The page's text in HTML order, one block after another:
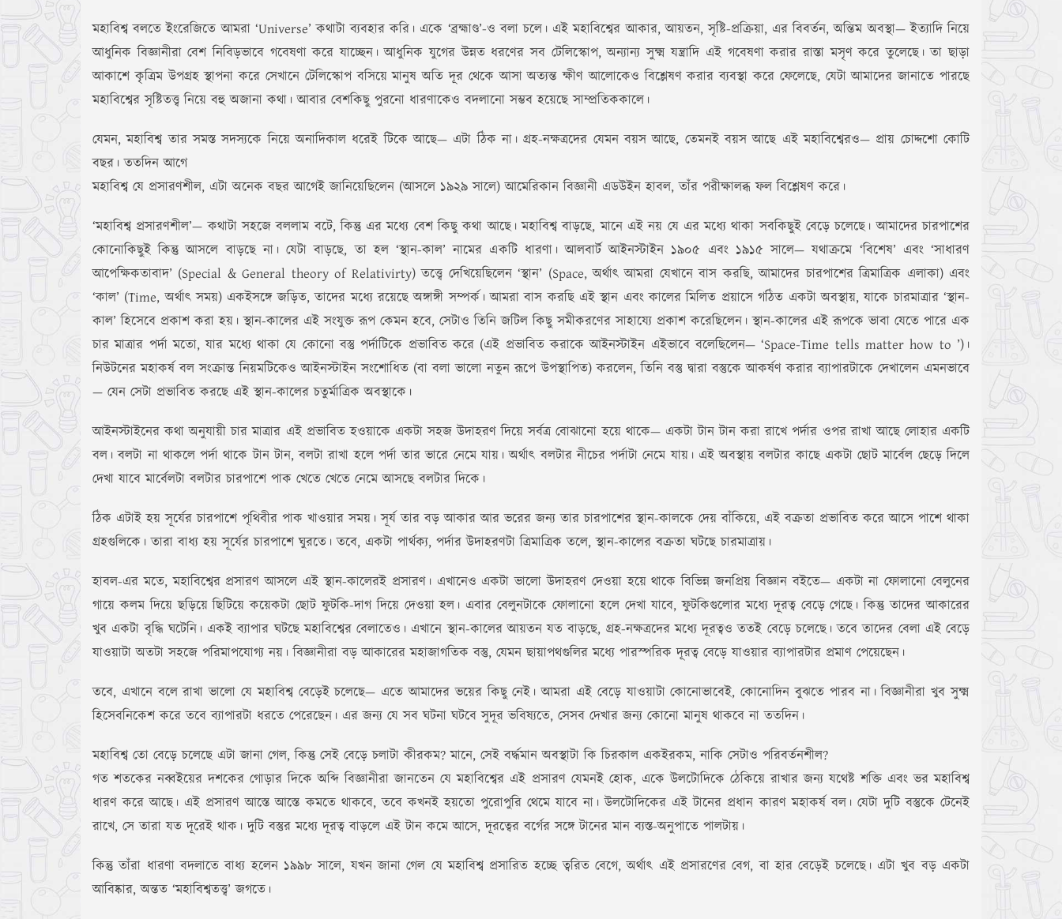
মহাবিশ্ব বলতে ইংরেজিতে আমরা ‘Universe’ কথাটা ব্যবহার করি। একে ‘ব্রহ্মাণ্ড’-ও বলা চলে। এই মহাবিশ্বের আকার, আয়তন, সৃষ্টি-প্রক্রিয়া, এর বিবর্তন, অন্তিম অবস্থা— ইত্যাদি নিয়ে
আধুনিক বিজ্ঞানীরা বেশ নিবিড়ভাবে গবেষণা করে যাচ্ছেন। আধুনিক যুগের উন্নত ধরণের সব টেলিস্কোপ, অন্যান্য সুক্ষ্ম যন্ত্রাদি এই গবেষণা করার রাস্তা মসৃণ করে তুলেছে। তা ছাড়া
আকাশে কৃত্রিম উপগ্রহ স্থাপনা করে সেখানে টেলিস্কোপ বসিয়ে মানুষ অতি দূর থেকে আসা অত্যন্ত ক্ষীণ আলোকেও বিশ্লেষণ করার ব্যবস্থা করে ফেলেছে, যেটা আমাদের জানাতে পারছে
মহাবিশ্বের সৃষ্টিতত্ত্ব নিয়ে বহু অজানা কথা। আবার বেশকিছু পুরনো ধারণাকেও বদলানো সম্ভব হয়েছে সাম্প্রতিককালে।
যেমন, মহাবিশ্ব তার সমস্ত সদস্যকে নিয়ে অনাদিকাল ধরেই টিকে আছে— এটা ঠিক না। গ্রহ-নক্ষত্রদের যেমন বয়স আছে, তেমনই বয়স আছে এই মহাবিশ্বেরও— প্রায় চোদ্দশো কোটি
বছর। ততদিন আগে
মহাবিশ্ব যে প্রসারণশীল, এটা অনেক বছর আগেই জানিয়েছিলেন (আসলে ১৯২৯ সালে) আমেরিকান বিজ্ঞানী এডউইন হাবল, তাঁর পরীক্ষালব্ধ ফল বিশ্লেষণ করে।
‘মহাবিশ্ব প্রসারণশীল’— কথাটা সহজে বললাম বটে, কিন্তু এর মধ্যে বেশ কিছু কথা আছে। মহাবিশ্ব বাড়ছে, মানে এই নয় যে এর মধ্যে থাকা সবকিছুই বেড়ে চলেছে। আমাদের চারপাশের
কোনোকিছুই কিন্তু আসলে বাড়ছে না। যেটা বাড়ছে, তা হল ‘স্থান-কাল’ নামের একটি ধারণা। আলবার্ট আইনস্টাইন ১৯০৫ এবং ১৯১৫ সালে— যথাক্রমে ‘বিশেষ’ এবং ‘সাধারণ
আপেক্ষিকতাবাদ’ (Special & General theory of Relativirty) তত্ত্বে দেখিয়েছিলেন ‘স্থান’ (Space, অর্থাৎ আমরা যেখানে বাস করছি, আমাদের চারপাশের ত্রিমাত্রিক এলাকা) এবং
‘কাল’ (Time, অর্থাৎ সময়) একইসঙ্গে জড়িত, তাদের মধ্যে রয়েছে অঙ্গাঙ্গী সম্পর্ক। আমরা বাস করছি এই স্থান এবং কালের মিলিত প্রয়াসে গঠিত একটা অবস্থায়, যাকে চারমাত্রার ‘স্থান-
কাল’ হিসেবে প্রকাশ করা হয়। স্থান-কালের এই সংযুক্ত রূপ কেমন হবে, সেটাও তিনি জটিল কিছু সমীকরণের সাহায্যে প্রকাশ করেছিলেন। স্থান-কালের এই রূপকে ভাবা যেতে পারে এক
চার মাত্রার পর্দা মতো, যার মধ্যে থাকা যে কোনো বস্তু পর্দাটিকে প্রভাবিত করে (এই প্রভাবিত করাকে আইনস্টাইন এইভাবে বলেছিলেন— ‘Space-Time tells matter how to ’)।
নিউটনের মহাকর্ষ বল সংক্রান্ত নিয়মটিকেও আইনস্টাইন সংশোধিত (বা বলা ভালো নতুন রূপে উপস্থাপিত) করলেন, তিনি বস্তু দ্বারা বস্তুকে আকর্ষণ করার ব্যাপারটাকে দেখালেন এমনভাবে
— যেন সেটা প্রভাবিত করছে এই স্থান-কালের চতুর্মাত্রিক অবস্থাকে।
আইনস্টাইনের কথা অনুযায়ী চার মাত্রার এই প্রভাবিত হওয়াকে একটা সহজ উদাহরণ দিয়ে সর্বত্র বোঝানো হয়ে থাকে— একটা টান টান করা রাখে পর্দার ওপর রাখা আছে লোহার একটি
বল। বলটা না থাকলে পর্দা থাকে টান টান, বলটা রাখা হলে পর্দা তার ভারে নেমে যায়। অর্থাৎ বলটার নীচের পর্দাটা নেমে যায়। এই অবস্থায় বলটার কাছে একটা ছোট মার্বেল ছেড়ে দিলে
দেখা যাবে মার্বেলটা বলটার চারপাশে পাক খেতে খেতে নেমে আসছে বলটার দিকে।
ঠিক এটাই হয় সূর্যের চারপাশে পৃথিবীর পাক খাওয়ার সময়। সূর্য তার বড় আকার আর ভরের জন্য তার চারপাশের স্থান-কালকে দেয় বাঁকিয়ে, এই বক্রতা প্রভাবিত করে আসে পাশে থাকা
গ্রহগুলিকে। তারা বাধ্য হয় সূর্যের চারপাশে ঘুরতে। তবে, একটা পার্থক্য, পর্দার উদাহরণটা ত্রিমাত্রিক তলে, স্থান-কালের বক্রতা ঘটছে চারমাত্রায়।
হাবল-এর মতে, মহাবিশ্বের প্রসারণ আসলে এই স্থান-কালেরই প্রসারণ। এখানেও একটা ভালো উদাহরণ দেওয়া হয়ে থাকে বিভিন্ন জনপ্রিয় বিজ্ঞান বইতে— একটা না ফোলানো বেলুনের
গায়ে কলম দিয়ে ছড়িয়ে ছিটিয়ে কয়েকটা ছোট ফুটকি-দাগ দিয়ে দেওয়া হল। এবার বেলুনটাকে ফোলানো হলে দেখা যাবে, ফুটকিগুলোর মধ্যে দূরত্ব বেড়ে গেছে। কিন্তু তাদের আকারের
খুব একটা বৃদ্ধি ঘটেনি। একই ব্যাপার ঘটছে মহাবিশ্বের বেলাতেও। এখানে স্থান-কালের আয়তন যত বাড়ছে, গ্রহ-নক্ষত্রদের মধ্যে দূরত্বও ততই বেড়ে চলেছে। তবে তাদের বেলা এই বেড়ে
যাওয়াটা অতটা সহজে পরিমাপযোগ্য নয়। বিজ্ঞানীরা বড় আকারের মহাজাগতিক বস্তু, যেমন ছায়াপথগুলির মধ্যে পারস্পরিক দূরত্ব বেড়ে যাওয়ার ব্যাপারটার প্রমাণ পেয়েছেন।
তবে, এখানে বলে রাখা ভালো যে মহাবিশ্ব বেড়েই চলেছে— এতে আমাদের ভয়ের কিছু নেই। আমরা এই বেড়ে যাওয়াটা কোনোভাবেই, কোনোদিন বুঝতে পারব না। বিজ্ঞানীরা খুব সুক্ষ্ম
হিসেবনিকেশ করে তবে ব্যাপারটা ধরতে পেরেছেন। এর জন্য যে সব ঘটনা ঘটবে সুদূর ভবিষ্যতে, সেসব দেখার জন্য কোনো মানুষ থাকবে না ততদিন।
মহাবিশ্ব তো বেড়ে চলেছে এটা জানা গেল, কিন্তু সেই বেড়ে চলাটা কীরকম? মানে, সেই বর্দ্ধমান অবস্থাটা কি চিরকাল একইরকম, নাকি সেটাও পরিবর্তনশীল?
গত শতকের নব্বইয়ের দশকের গোড়ার দিকে অব্দি বিজ্ঞানীরা জানতেন যে মহাবিশ্বের এই প্রসারণ যেমনই হোক, একে উলটোদিকে ঠেকিয়ে রাখার জন্য যথেষ্ট শক্তি এবং ভর মহাবিশ্ব
ধারণ করে আছে। এই প্রসারণ আস্তে আস্তে কমতে থাকবে, তবে কখনই হয়তো পুরোপুরি থেমে যাবে না। উলটোদিকের এই টানের প্রধান কারণ মহাকর্ষ বল। যেটা দুটি বস্তুকে টেনেই
রাখে, সে তারা যত দূরেই থাক। দুটি বস্তুর মধ্যে দূরত্ব বাড়লে এই টান কমে আসে, দূরত্বের বর্গের সঙ্গে টানের মান ব্যস্ত-অনুপাতে পালটায়।
কিন্তু তাঁরা ধারণা বদলাতে বাধ্য হলেন ১৯৯৮ সালে, যখন জানা গেল যে মহাবিশ্ব প্রসারিত হচ্ছে ত্বরিত বেগে, অর্থাৎ এই প্রসারণের বেগ, বা হার বেড়েই চলেছে। এটা খুব বড় একটা
আবিষ্কার, অন্তত ‘মহাবিশ্বতত্ত্ব’ জগতে।